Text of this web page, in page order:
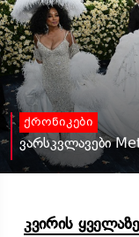
ქრონიკები
ვარსკვლავები
კვირის